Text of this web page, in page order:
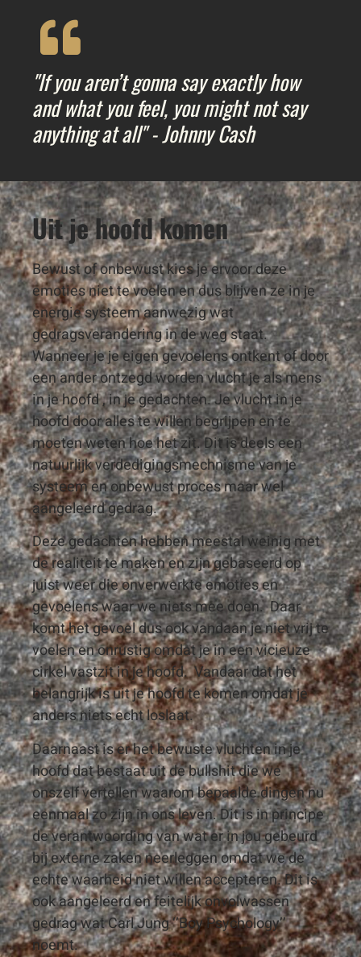
"If you aren’t gonna say exactly how
and what you feel, you might not say
anything at all" - Johnny Cash
Uit je hoofd komen
Bewust of onbewust kies je ervoor deze
emoties niet te voelen en dus blijven ze in je
energie systeem aanwezig wat
gedragsverandering in de weg staat.
Wanneer je je eigen gevoelens ontkent of door
een ander ontzegd worden vlucht je als mens
in je hoofd , in je gedachten. Je vlucht in je
hoofd door alles te willen begrijpen en te
moeten weten hoe het zit. Dit is deels een
natuurlijk verdedigingsmechnisme van je
systeem en onbewust proces maar wel
aangeleerd gedrag.
Deze gedachten hebben meestal weinig met
de realiteit te maken en zijn gebaseerd op
juist weer die onverwerkte emoties en
gevoelens waar we niets mee doen. Daar
komt het gevoel dus ook vandaan je niet vrij te
voelen en onrustig omdat je in een vicieuze
cirkel vastzit in je hoofd. Vandaar dat het
belangrijk is uit je hoofd te komen omdat je
anders niets echt loslaat.
Daarnaast is er het bewuste vluchten in je
hoofd dat bestaat uit de bullshit die we
onszelf vertellen waarom bepaalde dingen nu
eenmaal zo zijn in ons leven. Dit is in principe
de verantwoording van wat er in jou gebeurd
bij externe zaken neerleggen omdat we de
echte waarheid niet willen accepteren. Dit is
ook aangeleerd en feitelijk onvolwassen
gedrag wat Carl Jung ‘’Boy Psychology’’
noemt.